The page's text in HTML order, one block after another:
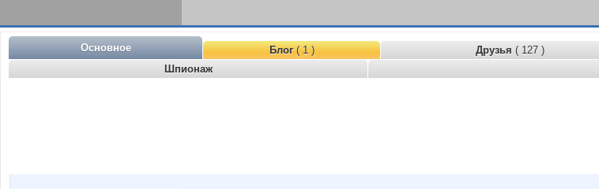
Основное Блог( 1 ) Друзья ( 127 )
Шпионаж